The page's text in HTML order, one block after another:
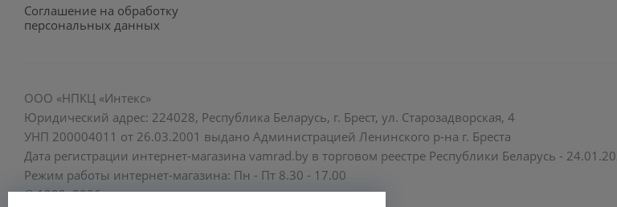
Соглашение на обработку
персональных данных
ООО «НПКЦ «Интекс»
Юридический адрес: 224028, Республика Беларусь, г. Брест, ул. Старозадворская, 4
УНП 200004011 от 26.03.2001 выдано Администрацией Ленинского р-на г. Бреста
Дата регистрации интернет-магазина vamrad.by в торговом реестре Республики Беларусь -
Режим работы интернет-магазина: Пн - Пт 8.30 - 17.00
© 1992–2026